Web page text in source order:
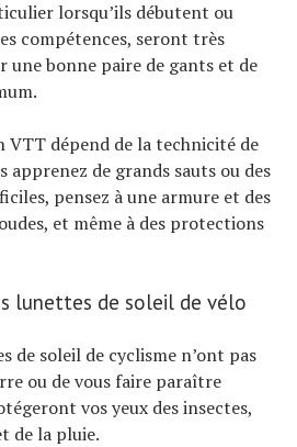
lorsqu’ils débutent ou
compétences, seront très
une bonne paire de gants et de
VTT dépend de la technicité de
apprenez de grands sauts ou des
pensez à une armure et des
et même à des protections
lunettes de soleil de vélo
de soleil de cyclisme n’ont pas
ou de vous faire paraître
vos yeux des insectes,
de la pluie.